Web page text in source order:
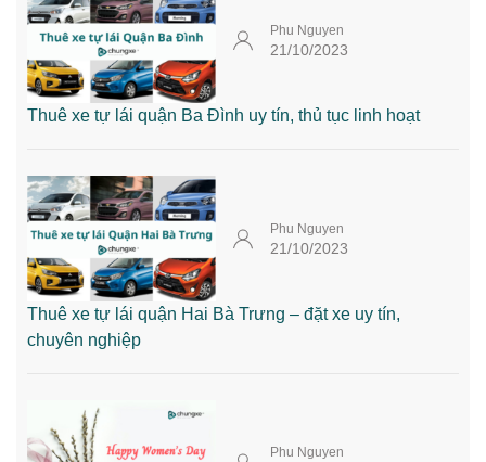
Phu Nguyen
21/10/2023
Thuê xe tự lái quận Ba Đình uy tín, thủ tục linh hoạt
Phu Nguyen
21/10/2023
Thuê xe tự lái quận Hai Bà Trưng – đặt xe uy tín,
chuyên nghiệp
Phu Nguyen